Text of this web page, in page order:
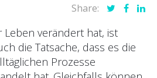
Share:
Leben verändert hat, ist
die Tatsache, dass es die
Prozesse